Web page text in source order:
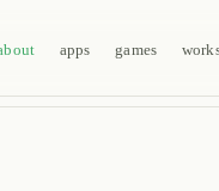
apps games